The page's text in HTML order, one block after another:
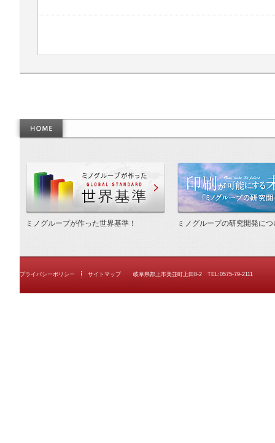
作った世界基準
ミノグループが作った世界基準！ ミノグループの研究開発につ
プライバシーポリシー サイトマップ 岐阜県郡上市美並町上田8-2 TEL:0575-79-2111